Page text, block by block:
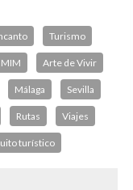
Turismo
Arte de Vivir
Málaga Sevilla
Rutas Viajes
turístico